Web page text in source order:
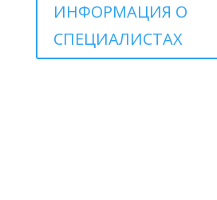
ИНФОРМАЦИЯ О
СПЕЦИАЛИСТАХ